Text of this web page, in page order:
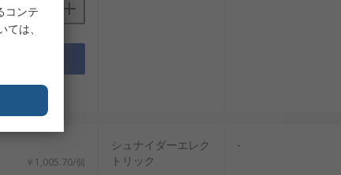
ート
￥1,005.70/個
シュナイダーエレク
トリック
-
コンテ
は、